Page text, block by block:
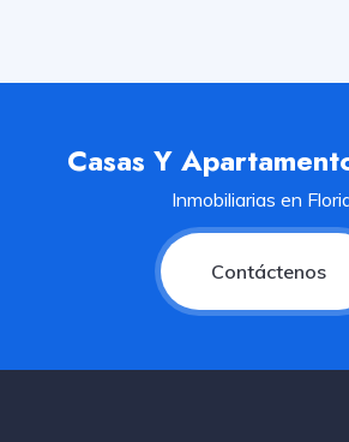
Casas Y
Inmobiliarias en
Contáctenos